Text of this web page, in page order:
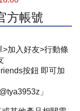
方帳號
加入好友>行動條
按鈕 即可加
」